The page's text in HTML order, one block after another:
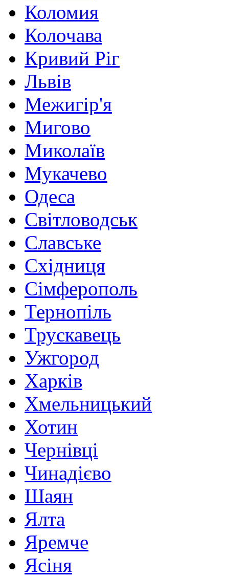
Коломия
Колочава
Кривий Ріг
Львів
Межигір'я
Мигово
Миколаїв
Мукачево
Одеса
Світловодськ
Славське
Східниця
Сімферополь
Тернопіль
Трускавець
Ужгород
Харків
Хмельницький
Хотин
Чернівці
Чинадієво
Шаян
Ялта
Яремче
Ясіня